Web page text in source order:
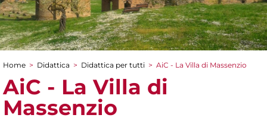
Tu sei qui
Home > Didattica > Didattica per tutti > AiC - La Villa di Massenzio
AiC - La Villa di
Massenzio